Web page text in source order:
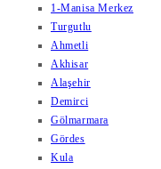
1-Manisa Merkez
Turgutlu
Ahmetli
Akhisar
Alaşehir
Demirci
Gölmarmara
Gördes
Kula